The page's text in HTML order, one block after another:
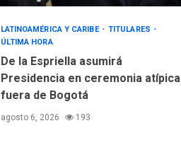
LATINOAMÉRICA Y CARIBE
TITULARES
ÚLTIMA HORA
De la Espriella asumirá
Presidencia en ceremonia atípica
fuera de Bogotá
agosto 6, 2026 193